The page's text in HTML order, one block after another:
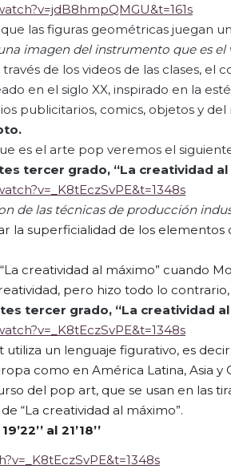
las figuras geométricas juegan
imagen del instrumento que es el
de los videos de las clases, el
en el siglo XX, inspirado en la
publicitarios, comics, objetos y
.
es el arte pop veremos el
tercer grado, “La creatividad al
de las técnicas de producción
la superficialidad de los elementos
creatividad al máximo” cuando
pero hizo todo lo
tercer grado, “La creatividad al
un lenguaje figurativo, es
como en América Latina, Asia y
del pop art, que se usan en las
“La creatividad al máximo”.
al 21’18’’